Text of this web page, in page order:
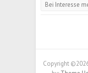
Bei Interesse
Copyright